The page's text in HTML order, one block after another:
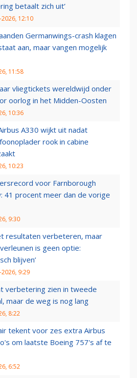
betaalt zich uit’
12:10
Germanwings-crash klagen
aan, maar vangen mogelijk
11:58
vliegtickets wereldwijd onder
oorlog in het Midden-Oosten
10:36
A330 wijkt uit nadat
rook in cabine
10:23
voor Farnborough
41 procent meer dan de vorige
9:30
resultaten verbeteren, maar
is geen optie:
blijven’
9:29
verbetering zien in tweede
maar de weg is nog lang
8:22
tekent voor zes extra Airbus
om laatste Boeing 757's af te
6:52